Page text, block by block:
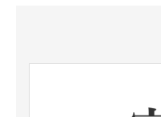
好きが集まる 比べて選べる